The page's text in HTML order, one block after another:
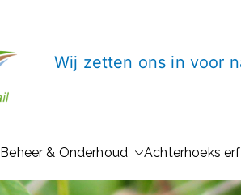
Van der Lugt Stichting
Wij zetten ons in voor
Beheer & Onderhoud Achterhoeks